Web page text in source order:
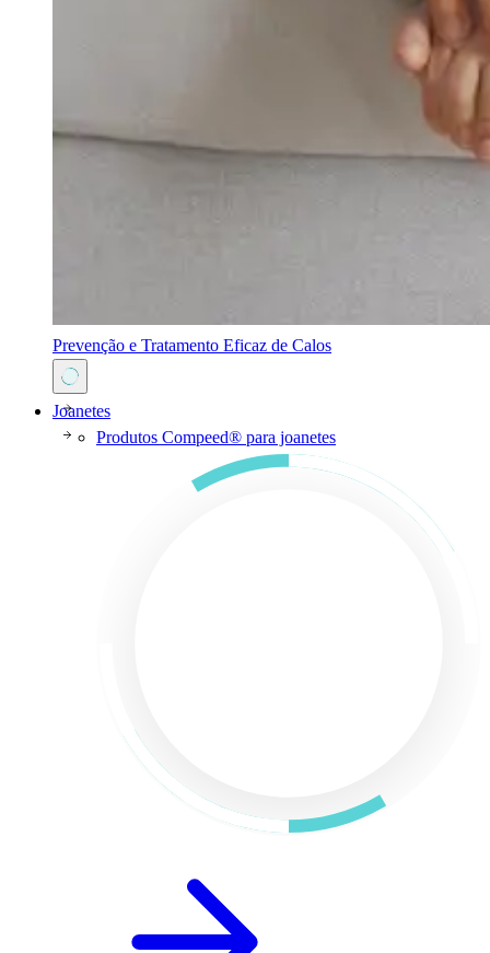
Prevenção e Tratamento Eficaz de Calos
Joanetes
Produtos Compeed® para joanetes